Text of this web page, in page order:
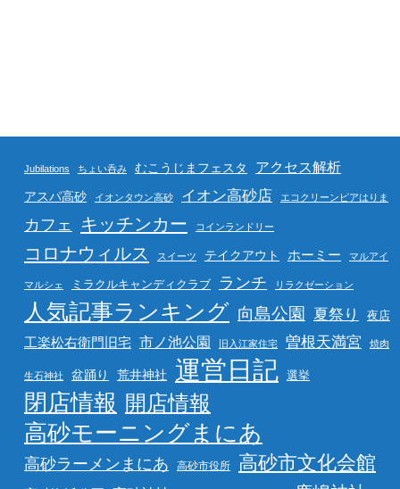
Jubilations ちょい呑み むこうじまフェスタ アクセス解析
アスパ高砂 イオンタウン高砂 イオン高砂店 エコクリーンピアはりま
カフェ キッチンカー コインランドリー
コロナウィルス スイーツ テイクアウト ホーミー マルアイ
マルシェ ミラクルキャンディクラブ ランチ リラクゼーション
人気記事ランキング 向島公園 夏祭り 夜店
工楽松右衛門旧宅 市ノ池公園 旧入江家住宅 曽根天満宮 焼肉
生石神社 盆踊り 荒井神社 運営日記 選挙
閉店情報 開店情報
高砂モーニングまにあ
高砂ラーメンまにあ 高砂市役所 高砂市文化会館